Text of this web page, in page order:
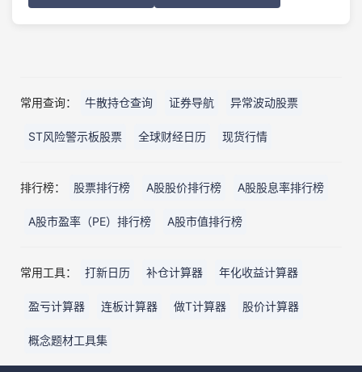
常用查询： 牛散持仓查询 证券导航 异常波动股票
ST风险警示板股票 全球财经日历 现货行情
排行榜： 股票排行榜 A股股价排行榜 A股股息率排行榜
A股市盈率（PE）排行榜 A股市值排行榜
常用工具： 打新日历 补仓计算器 年化收益计算器
盈亏计算器 连板计算器 做T计算器 股价计算器
概念题材工具集